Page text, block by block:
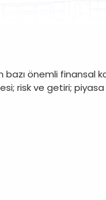
bazı önemli
risk ve getiri;